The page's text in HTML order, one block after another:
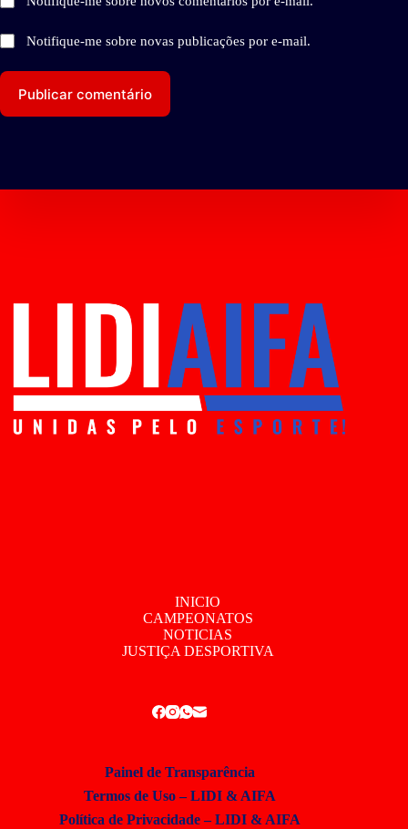
Notifique-me sobre novas publicações por e-mail.
Publicar comentário
INICIO
CAMPEONATOS
NOTICIAS
JUSTIÇA DESPORTIVA
Painel de Transparência
Termos de Uso – LIDI & AIFA
Política de Privacidade – LIDI & AIFA